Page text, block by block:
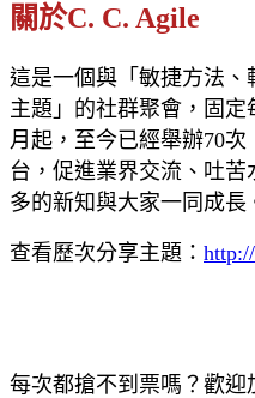
關於C. C. Agile
這是一個與「敏捷方法
主題」的社群聚會，固定
月起，至今已經舉辦70
台，促進業界交流、吐
多的新知與大家一同成長
查看歷次分享主題：
每次都搶不到票嗎？歡迎